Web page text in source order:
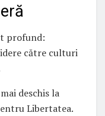
profund:
către culturi
deschis la
Libertatea.